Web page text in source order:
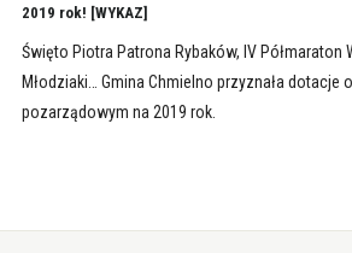
2019 rok! [WYKAZ]
Święto Piotra Patrona Rybaków, IV Półmaraton
Młodziaki… Gmina Chmielno przyznała dotacje
pozarządowym na 2019 rok.